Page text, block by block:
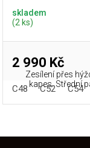
skladem
(2 ks)
2 990 Kč
Zesílení přes
kapes. Střední
C48 C52 C54